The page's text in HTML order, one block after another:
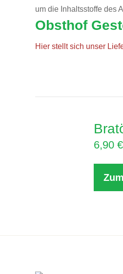
um die Inhaltsstoffe des
Obsthof
Hier stellt sich unser
6,90 €